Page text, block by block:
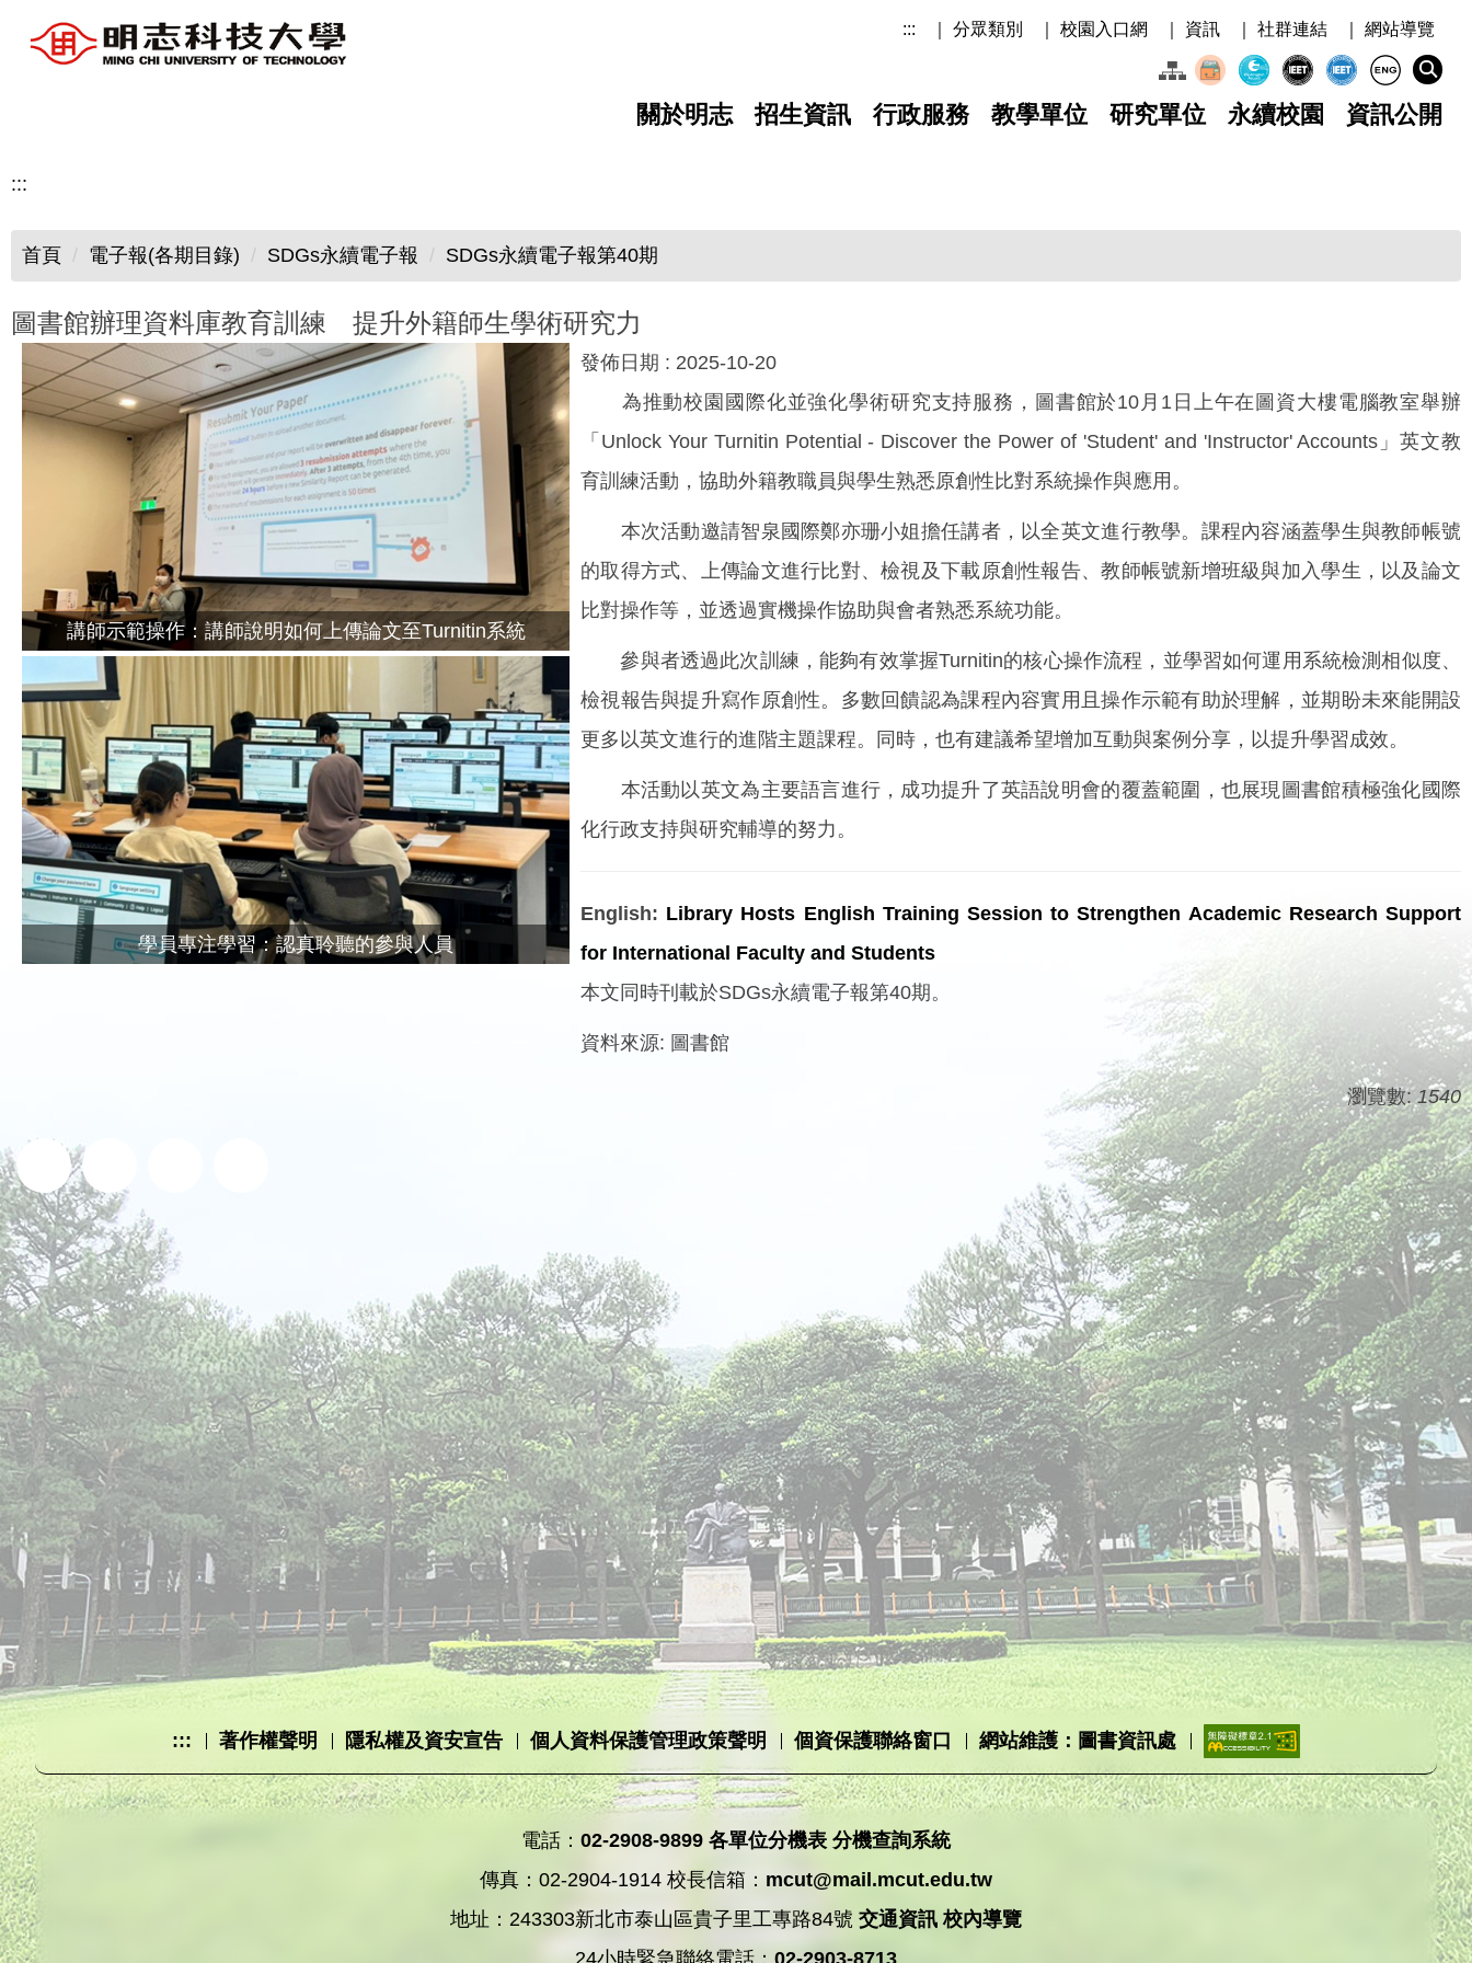
區
::: ｜ 分眾類別 ｜ 校園入口網 ｜ 資訊 ｜ 社群連結 ｜ 網站導覽
關於明志 招生資訊 行政服務 教學單位 研究單位 永續校園 資訊公開
:::
首頁 電子報(各期目錄) SDGs永續電子報 SDGs永續電子報第40期
圖書館辦理資料庫教育訓練 提升外籍師生學術研究力
講師示範操作：講師說明如何上傳論文至Turnitin系統
學員專注學習：認真聆聽的參與人員
發佈日期 : 2025-10-20
為推動校園國際化並強化學術研究支持服務，圖書館於10月1日上午在圖資大樓電腦教室舉辦
「Unlock Your Turnitin Potential - Discover the Power of 'Student' and 'Instructor' Accounts」英文教
育訓練活動，協助外籍教職員與學生熟悉原創性比對系統操作與應用。
本次活動邀請智泉國際鄭亦珊小姐擔任講者，以全英文進行教學。課程內容涵蓋學生與教師帳號
的取得方式、上傳論文進行比對、檢視及下載原創性報告、教師帳號新增班級與加入學生，以及論文
比對操作等，並透過實機操作協助與會者熟悉系統功能。
參與者透過此次訓練，能夠有效掌握Turnitin的核心操作流程，並學習如何運用系統檢測相似度、
檢視報告與提升寫作原創性。多數回饋認為課程內容實用且操作示範有助於理解，並期盼未來能開設
更多以英文進行的進階主題課程。同時，也有建議希望增加互動與案例分享，以提升學習成效。
本活動以英文為主要語言進行，成功提升了英語說明會的覆蓋範圍，也展現圖書館積極強化國際
化行政支持與研究輔導的努力。
English: Library Hosts English Training Session to Strengthen Academic Research Support
for International Faculty and Students
本文同時刊載於SDGs永續電子報第40期。
資料來源: 圖書館
瀏覽數: 1540
::: 著作權聲明 隱私權及資安宣告 個人資料保護管理政策聲明 個資保護聯絡窗口 網站維護：圖書資訊處
電話： 02-2908-9899 各單位分機表 分機查詢系統
傳真：02-2904-1914 校長信箱： mcut@mail.mcut.edu.tw
地址：243303新北市泰山區貴子里工專路84號 交通資訊 校內導覽
24小時緊急聯絡電話： 02-2903-8713